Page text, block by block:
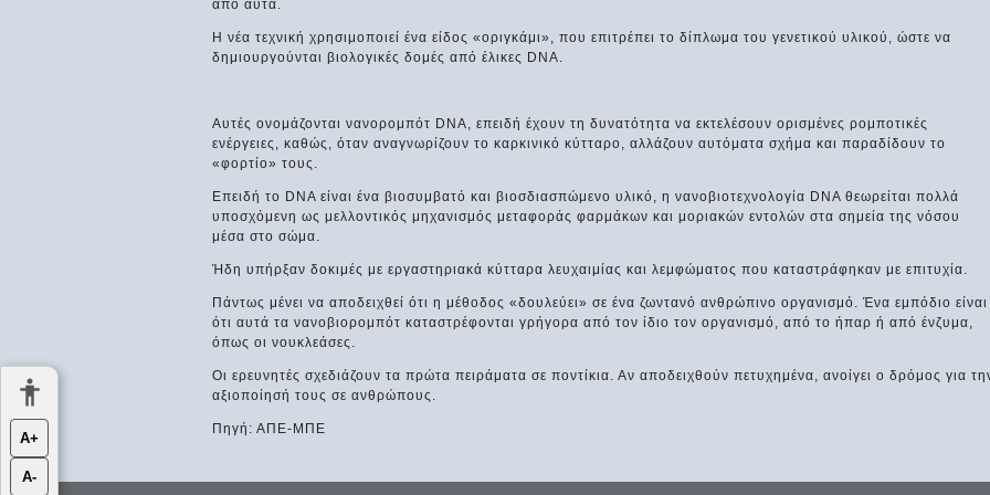
από αυτά.
Η νέα τεχνική χρησιμοποιεί ένα είδος «οριγκάμι», που επιτρέπει το δίπλωμα του γενετικού υλικού, ώστε να
δημιουργούνται βιολογικές δομές από έλικες DNA.
Αυτές ονομάζονται νανορομπότ DNA, επειδή έχουν τη δυνατότητα να εκτελέσουν ορισμένες ρομποτικές
ενέργειες, καθώς, όταν αναγνωρίζουν το καρκινικό κύτταρο, αλλάζουν αυτόματα σχήμα και παραδίδουν το
«φορτίο» τους.
Επειδή το DNA είναι ένα βιοσυμβατό και βιοσδιασπώμενο υλικό, η νανοβιοτεχνολογία DNA θεωρείται πολλά
υποσχόμενη ως μελλοντικός μηχανισμός μεταφοράς φαρμάκων και μοριακών εντολών στα σημεία της νόσου
μέσα στο σώμα.
Ήδη υπήρξαν δοκιμές με εργαστηριακά κύτταρα λευχαιμίας και λεμφώματος που καταστράφηκαν με επιτυχία.
Πάντως μένει να αποδειχθεί ότι η μέθοδος «δουλεύει» σε ένα ζωντανό ανθρώπινο οργανισμό. Ένα εμπόδιο είναι
ότι αυτά τα νανοβιορομπότ καταστρέφονται γρήγορα από τον ίδιο τον οργανισμό, από το ήπαρ ή από ένζυμα,
όπως οι νουκλεάσες.
Οι ερευνητές σχεδιάζουν τα πρώτα πειράματα σε ποντίκια. Αν αποδειχθούν πετυχημένα, ανοίγει ο δρόμος για
αξιοποίησή τους σε ανθρώπους.
Πηγή: ΑΠΕ-ΜΠΕ
Α+
Α-